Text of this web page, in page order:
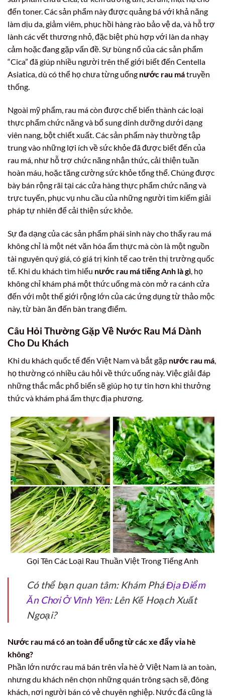
đến toner. Các sản phẩm này được quảng bá với khả năng
làm dịu da, giảm viêm, phục hồi hàng rào bảo vệ da, và hỗ trợ
lành các vết thương nhỏ, đặc biệt phù hợp với làn da nhạy
cảm hoặc đang gặp vấn đề. Sự bùng nổ của các sản phẩm
“Cica” đã giúp nhiều người trên thế giới biết đến Centella
Asiatica, dù có thể họ chưa từng uống nước rau mátruyền
thống.
Ngoài mỹ phẩm, rau má còn được chế biến thành các loại
thực phẩm chức năng và bổ sung dinh dưỡng dưới dạng
viên nang, bột chiết xuất. Các sản phẩm này thường tập
trung vào những lợi ích về sức khỏe đã được biết đến của
rau má, như hỗ trợ chức năng nhận thức, cải thiện tuần
hoàn máu, hoặc tăng cường sức khỏe tổng thể. Chúng được
bày bán rộng rãi tại các cửa hàng thực phẩm chức năng và
trực tuyến, phục vụ nhu cầu của những người tìm kiếm giải
pháp tự nhiên để cải thiện sức khỏe.
Sự đa dạng của các sản phẩm phái sinh này cho thấy rau má
không chỉ là một nét văn hóa ẩm thực mà còn là một nguồn
tài nguyên quý giá, có giá trị kinh tế cao trên thị trường quốc
tế. Khi du khách tìm hiểu nước rau má tiếng Anh là gì , họ
không chỉ khám phá một thức uống mà còn mở ra cánh cửa
đến với một thế giới rộng lớn của các ứng dụng từ thảo mộc
này, từ bàn ăn đến bàn trang điểm.
Câu Hỏi Thường Gặp Về Nước Rau Má Dành
Cho Du Khách
Khi du khách quốc tế đến Việt Nam và bắt gặp nước rau má,
họ thường có nhiều câu hỏi về thức uống này. Việc giải đáp
những thắc mắc phổ biến sẽ giúp họ tự tin hơn khi thưởng
thức và khám phá ẩm thực địa phương.
Gọi Tên Các Loại Rau Thuần Việt Trong Tiếng Anh
Có thể bạn quan tâm: Khám PháĐịa Điểm
Ăn Chơi Ở Vĩnh Yên: Lên Kế Hoạch Xuất
Ngoại?
Nước rau má có an toàn để uống từ các xe đẩy vỉa hè
không?
Phần lớn nước rau má bán trên vỉa hè ở Việt Nam là an toàn,
nhưng du khách nên chọn những quán trông sạch sẽ, đông
khách, nơi người bán có vẻ chuyên nghiệp. Nước đá cũng là